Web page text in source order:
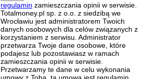
regulamin zamieszczania opinii w serwisie.
Totalmoney.pl sp. z o.o. z siedzibą we
Wrocławiu jest administratorem Twoich
danych osobowych dla celów związanych z
korzystaniem z serwisu. Administrator
przetwarza Twoje dane osobowe, które
podajesz lub pozostawiasz w ramach
zamieszczania opinii w serwisie.
Przetwarzamy te dane w celu wykonania
umowy z Tobą, tą umową jest regulamin